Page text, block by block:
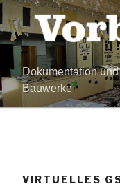
Zum
Inhalt
springen
Dokumentation
Bauwerke
VIRTUELLES